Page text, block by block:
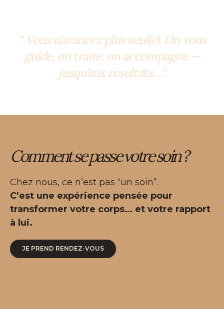
“ Vous n’avancez plus seul(e). On vous
guide, on traite, on accompagne —
jusqu’aux résultats....“
Comment se passe votre soin ?
Chez nous, ce n’est pas “un soin”.
C’est une expérience pensée pour
transformer votre corps… et votre rapport
à lui.
JE PREND RENDEZ-VOUS